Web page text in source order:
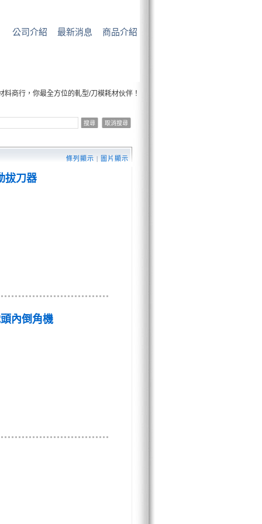
公司介紹 最新消息 商品介紹
最全方位的軋型/刀模耗材伙伴！
條列顯示 | 圖片顯示
拔刀器
內倒角機